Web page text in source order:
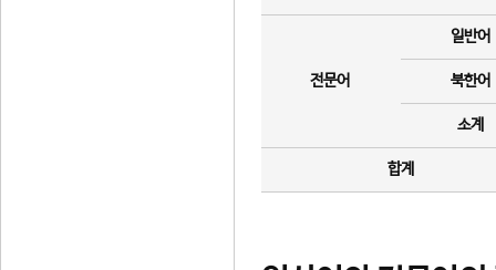
전문어
일반어
북한어
소계
합계